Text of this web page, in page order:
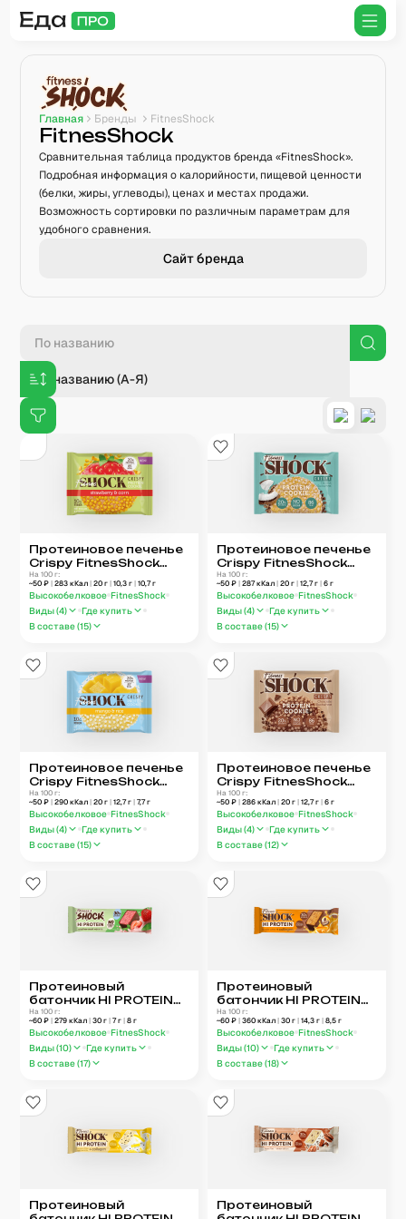
Главная Бренды FitnesShock
FitnesShock
Сравнительная таблица продуктов бренда «FitnesShock».
Подробная информация о калорийности, пищевой ценности
(белки, жиры, углеводы), ценах и местах продажи.
Возможность сортировки по различным параметрам для
удобного сравнения.
Сайт бренда
По названию (А-Я)
Протеиновое печенье
Crispy FitnesShock
«Клубника-кукуруза»
На 100 г:
~50 ₽| 283 кКал| 20 г| 10,3 г| 10,7г
Высокобелковое FitnesShock
Виды (4)
Где купить
В составе (15)
Протеиновое печенье
Crispy FitnesShock
«Кокос-гречка»
На 100 г:
~50 ₽ | 287кКал | 20 г | 12,7г | 6 г
Высокобелковое FitnesShock
Виды (4)
Где купить
В составе (15)
Протеиновое печенье
Crispy FitnesShock
«Манго-рис»
На 100 г:
~50 ₽| 290 кКал| 20 г| 12,7г| 7,7г
Высокобелковое FitnesShock
Виды (4)
Где купить
В составе (15)
Протеиновое печенье
Crispy FitnesShock
«Шоколад-гречка»
На 100 г:
~50 ₽ | 286 кКал | 20 г | 12,7г | 6 г
Высокобелковое FitnesShock
Виды (4)
Где купить
В составе (12)
Протеиновый
батончик HI PROTEIN
FitnesShock
«Клубничный мохито»
На 100 г:
~60 ₽| 279 кКал| 30 г| 7г| 8 г
Высокобелковое FitnesShock
Виды (10)
Где купить
В составе (17)
Протеиновый
батончик HI PROTEIN
FitnesShock «Кофе-
апельсин»
На 100 г:
~60 ₽ | 360 кКал | 30 г | 14,3 г | 8,5 г
Высокобелковое FitnesShock
Виды (10)
Где купить
В составе (18)
Протеиновый
Протеиновый